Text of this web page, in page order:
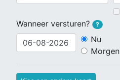
Wanneer versturen?
?
Nu
Morgen